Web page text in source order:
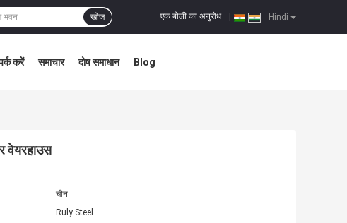
Hindi
एक बोली का अनुरोध
खोज
करें समाचार दोष समाधान Blog
वेयरहाउस
चीन
Ruly Steel